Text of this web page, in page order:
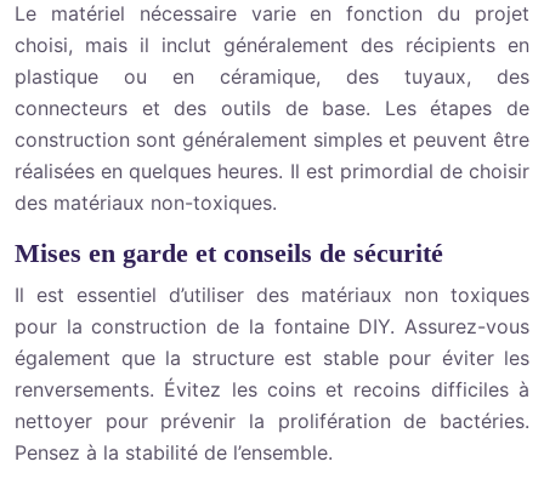
Le matériel nécessaire varie en fonction du projet
choisi, mais il inclut généralement des récipients en
plastique ou en céramique, des tuyaux, des
connecteurs et des outils de base. Les étapes de
construction sont généralement simples et peuvent être
réalisées en quelques heures. Il est primordial de choisir
des matériaux non-toxiques.
Mises en garde et conseils de sécurité
Il est essentiel d’utiliser des matériaux non toxiques
pour la construction de la fontaine DIY. Assurez-vous
également que la structure est stable pour éviter les
renversements. Évitez les coins et recoins difficiles à
nettoyer pour prévenir la prolifération de bactéries.
Pensez à la stabilité de l’ensemble.